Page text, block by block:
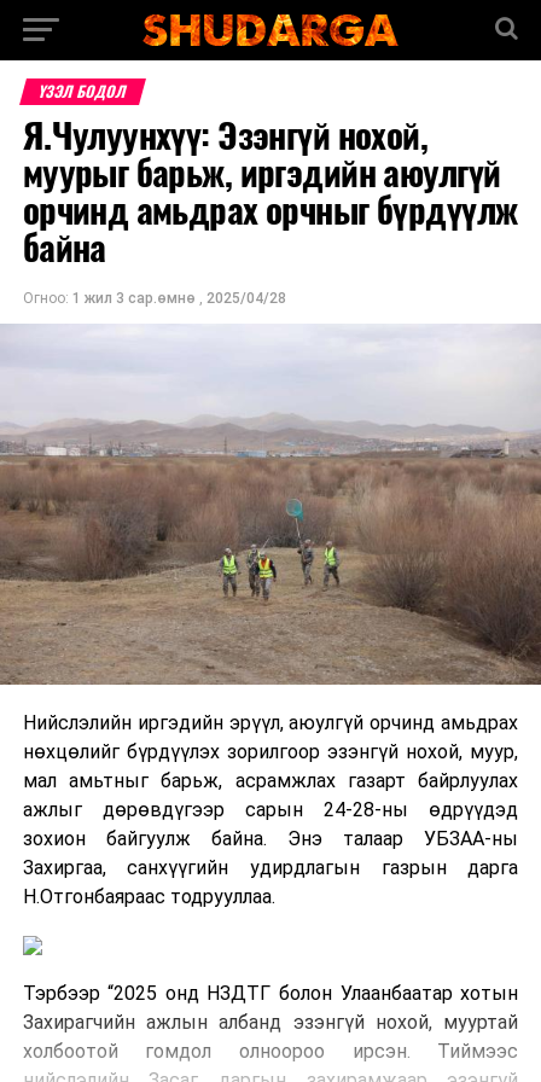
ҮЗЭЛ БОДОЛ
Я.Чулуунхүү: Эзэнгүй нохой,
муурыг барьж, иргэдийн аюулгүй
орчинд амьдрах орчныг бүрдүүлж
байна
Огноо: 1 жил 3 сар.өмнө , 2025/04/28
Нийслэлийн иргэдийн эрүүл, аюулгүй орчинд амьдрах
нөхцөлийг бүрдүүлэх зорилгоор эзэнгүй нохой, муур,
мал амьтныг барьж, асрамжлах газарт байрлуулах
ажлыг дөрөвдүгээр сарын 24-28-ны өдрүүдэд
зохион байгуулж байна. Энэ талаар УБЗАА-ны
Захиргаа, санхүүгийн удирдлагын газрын дарга
Н.Отгонбаяраас тодрууллаа.
Тэрбээр “2025 онд НЗДТГ болон Улаанбаатар хотын
Захирагчийн ажлын албанд эзэнгүй нохой, мууртай
холбоотой гомдол олноороо ирсэн. Тиймээс